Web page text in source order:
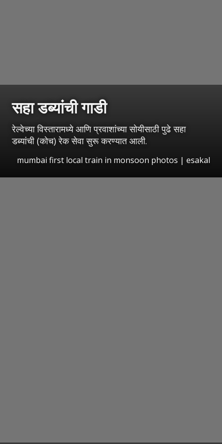
सहा डब्यांची गाडी
रेल्वेच्या विस्तारामध्ये आणि प्रवाशांच्या सोयीसाठी पुढे सहा
डब्यांची (कोच) रेक सेवा सुरू करण्यात आली.
mumbai first local train in monsoon photos | esakal